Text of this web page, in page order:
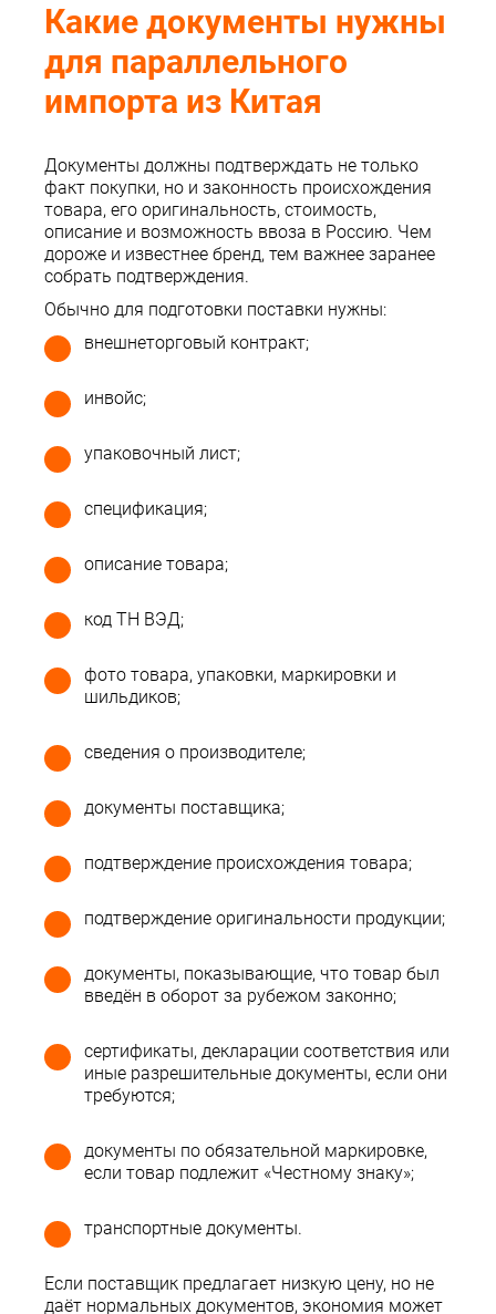
Какие документы нужны
для параллельного
импорта из Китая
Документы должны подтверждать не только
факт покупки, но и законность происхождения
товара, его оригинальность, стоимость,
описание и возможность ввоза в Россию. Чем
дороже и известнее бренд, тем важнее заранее
собрать подтверждения.
Обычно для подготовки поставки нужны:
внешнеторговый контракт;
инвойс;
упаковочный лист;
спецификация;
описание товара;
код ТН ВЭД;
фото товара, упаковки, маркировки и
шильдиков;
сведения о производителе;
документы поставщика;
подтверждение происхождения товара;
подтверждение оригинальности продукции;
документы, показывающие, что товар был
введён в оборот за рубежом законно;
сертификаты, декларации соответствия или
иные разрешительные документы, если они
требуются;
документы по обязательной маркировке,
если товар подлежит «Честному знаку»;
транспортные документы.
Если поставщик предлагает низкую цену, но не
даёт нормальных документов, экономия может